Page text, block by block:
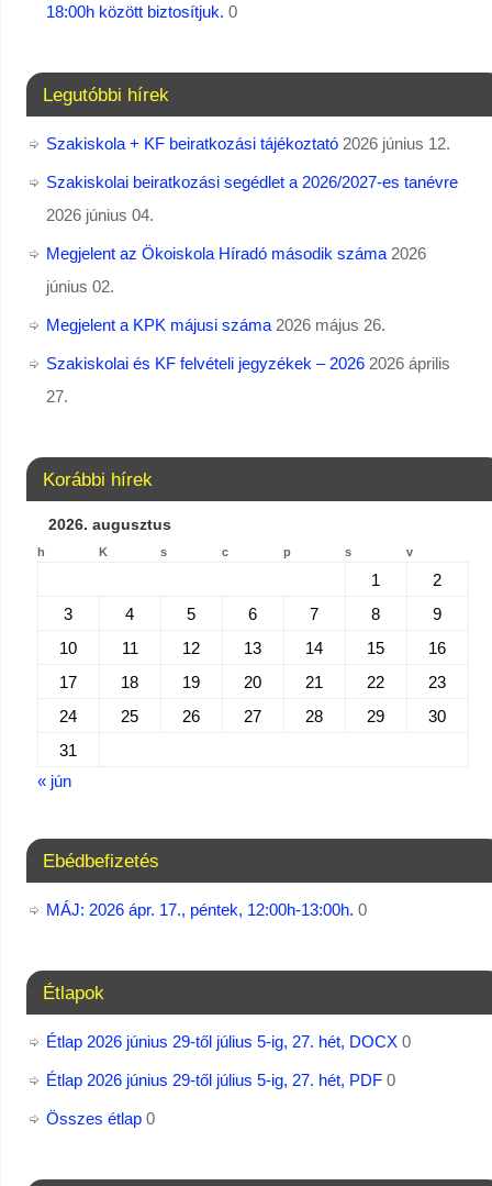
18:00h között biztosítjuk. 0
Legutóbbi hírek
Szakiskola + KF beiratkozási tájékoztató 2026 június 12.
Szakiskolai beiratkozási segédlet a 2026/2027-es tanévre
2026 június 04.
Megjelent az Ökoiskola Híradó második száma 2026
június 02.
Megjelent a KPK májusi száma 2026 május 26.
Szakiskolai és KF felvételi jegyzékek – 2026 2026 április
27.
Korábbi hírek
2026. augusztus
h K s c p s v
1
2
3
4 5 6 7 8
9
10
11 12 13 14 15
16
17
18 19 20 21 22
23
24
25 26 27 28 29
30
31
« jún
Ebédbefizetés
MÁJ: 2026 ápr. 17., péntek, 12:00h-13:00h. 0
Étlapok
Étlap 2026 június 29-től július 5-ig, 27. hét, DOCX0
Étlap 2026 június 29-től július 5-ig, 27. hét, PDF0
Összes étlap0